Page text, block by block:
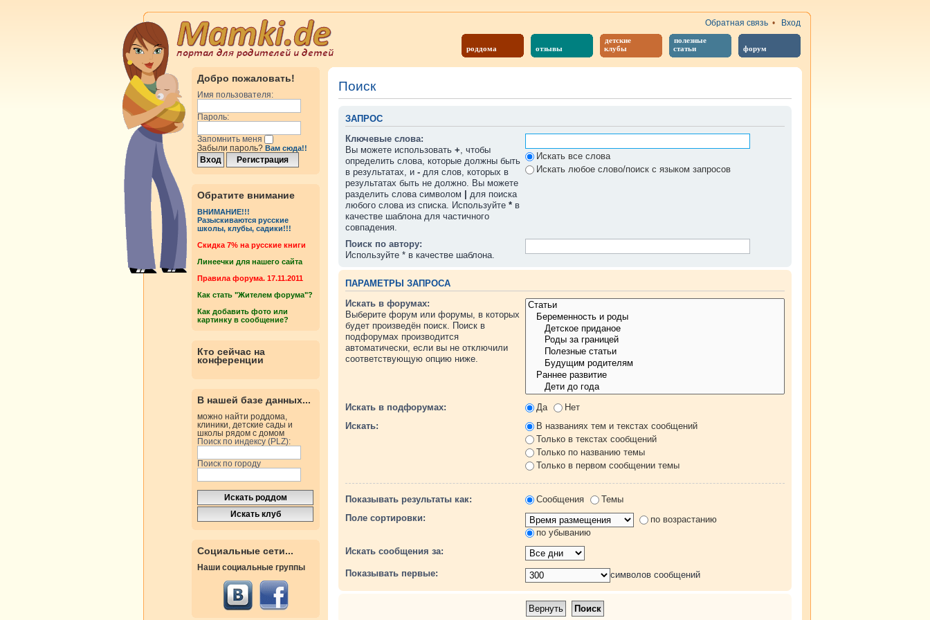
роддома отзывы
детские
клубы
полезные
статьи
форум
Обратная связь • Вход
Добро пожаловать!
Имя пользователя:
Пароль:
Запомнить меня
Забыли пароль? Вам сюда!!
Обратите внимание
ВНИМАНИЕ!!!
Разыскиваются русские
школы, клубы, садики!!!
Cкидка 7% на русские книги
Линеечки для нашего сайта
Правила форума. 17.11.2011
Как стать "Жителем форума"?
Как добавить фото или
картинку в сообщение?
Кто сейчас на
конференции
В нашей базе данных...
можно найти роддома,
клиники, детские сады и
школы рядом с домом
Поиск по индексу (PLZ):
Поиск по городу
Социальные сети...
Наши социальные группы
Поиск
ЗАПРОС
Ключевые слова:
Вы можете использовать +, чтобы
определить слова, которые должны быть
в результатах, и - для слов, которых в
результатах быть не должно. Вы можете
разделить слова символом
для поиска
любого слова из списка. Используйте * в
качестве шаблона для частичного
совпадения.
Искать все слова
Искать любое слово/поиск с языком запросов
Поиск по автору:
Используйте * в качестве шаблона.
ПАРАМЕТРЫ ЗАПРОСА
Искать в форумах:
Выберите форум или форумы, в которых
будет произведён поиск. Поиск в
подфорумах производится
автоматически, если вы не отключили
соответствующую опцию ниже.
Искать в подфорумах: Да
Нет
Искать:
В названиях тем и текстах сообщений
Только в текстах сообщений
Только по названию темы
Только в первом сообщении темы
Показывать результаты как: Сообщения
Темы
Поле сортировки:
по возрастанию
по убыванию
Искать сообщения за:
Показывать первые: символов сообщений